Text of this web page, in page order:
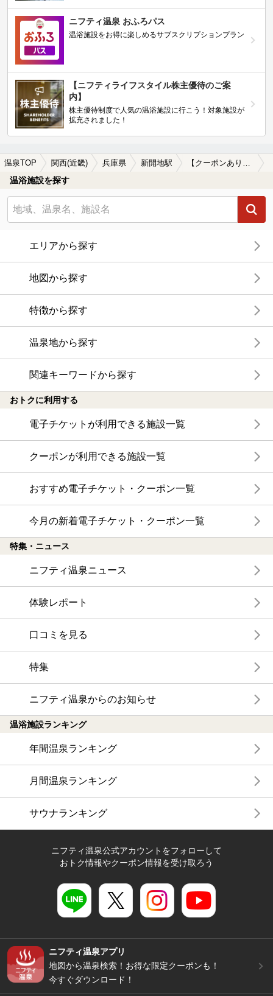
ニフティ温泉 おふろパス
温浴施設をお得に楽しめるサブスクリプションプラン
【ニフティライフスタイル株主優待のご案
内】
株主優待制度で人気の温浴施設に行こう！対象施設が
拡充されました！
温泉TOP 関西(近畿) 兵庫県 新開地駅 【クーポンあり】マッサージ、エステがある新開地駅近くの温泉、日帰り温泉、スーパー銭湯おすすめ
温浴施設を探す
エリアから探す
地図から探す
特徴から探す
温泉地から探す
関連キーワードから探す
おトクに利用する
電子チケットが利用できる施設一覧
クーポンが利用できる施設一覧
おすすめ電子チケット・クーポン一覧
今月の新着電子チケット・クーポン一覧
特集・ニュース
ニフティ温泉ニュース
体験レポート
口コミを見る
特集
ニフティ温泉からのお知らせ
温浴施設ランキング
年間温泉ランキング
月間温泉ランキング
サウナランキング
ニフティ温泉公式アカウントをフォローして
おトク情報やクーポン情報を受け取ろう
ニフティ温泉アプリ
地図から温泉検索！お得な限定クーポンも！
今すぐダウンロード！